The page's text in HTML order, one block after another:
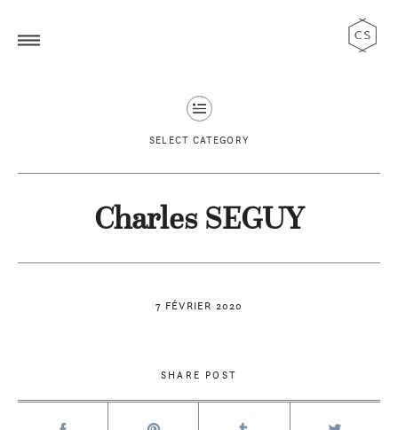
SELECT CATEGORY
7 FÉVRIER 2020
Charles SEGUY
SHARE POST